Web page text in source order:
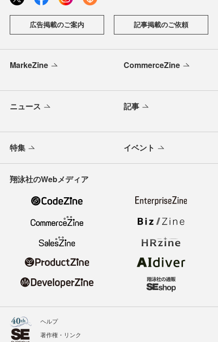
広告掲載のご案内 記事掲載のご依頼
MarkeZine CommerceZine
ニュース 記事
特集 イベント
翔泳社のWebメディア
ヘルプ
著作権・リンク